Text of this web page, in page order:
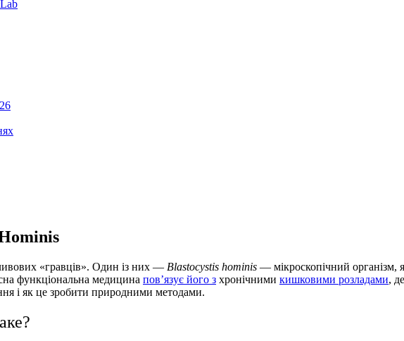
«гравців». Один із них — Blastocystis hominis — мікроскопічний організм,
функціональна медицина пов’язує його з хронічними кишковими розладами,
і як це зробити природними методами.